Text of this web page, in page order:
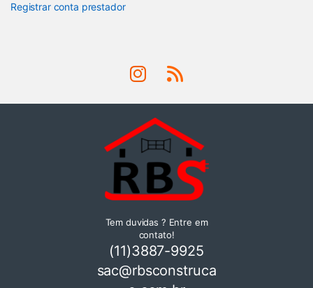
Registrar conta prestador
Tem duvidas ? Entre em
contato!
(11)3887-9925
sac@rbsconstruca